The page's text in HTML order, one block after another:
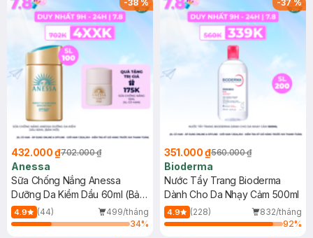
-38%
432.000 ₫702.000 ₫
Anessa
Sữa Chống Nắng Anessa
Dưỡng Da Kiềm Dầu 60ml (Bản
Mới)
4.9 (44)
499/tháng
34%
-37%
351.000 ₫560.000 ₫
Bioderma
Nước Tẩy Trang Bioderma
Dành Cho Da Nhạy Cảm 500ml
4.9 (228)
832/tháng
92%